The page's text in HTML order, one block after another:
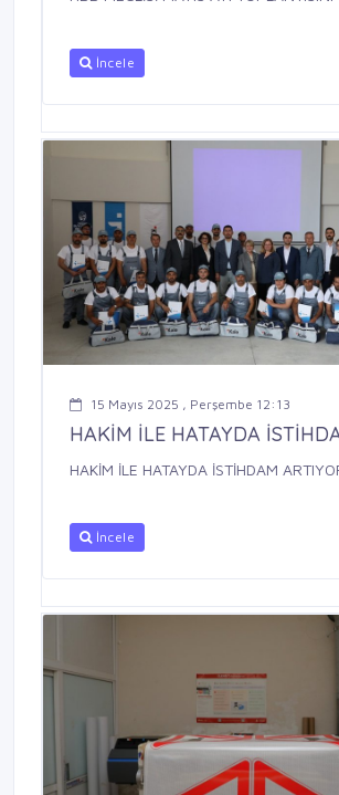
İncele
15 Mayıs 2025 , Perşembe 12:13
HAKİM İLE HATAYDA
HAKİM İLE HATAYDA İSTİHDAM
İncele